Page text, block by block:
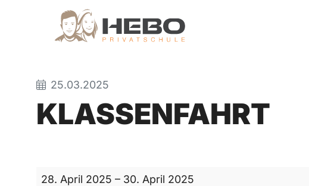
25.03.2025
KLASSENFAHRT
Klassenfahrt
28. April 2025 – 30. April 2025